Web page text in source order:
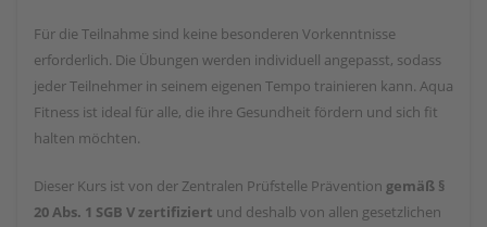
Für die Teilnahme sind keine besonderen Vorkenntnisse
erforderlich. Die Übungen werden individuell angepasst, sodass
jeder Teilnehmer in seinem eigenen Tempo trainieren kann. Aqua
Fitness ist ideal für alle, die ihre Gesundheit fördern und sich fit
halten möchten.
Dieser Kurs ist von der Zentralen Prüfstelle Prävention gemäß §
20 Abs. 1 SGB V zertifiziert und deshalb von allen gesetzlichen